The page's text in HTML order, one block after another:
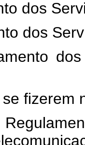
dos
fizerem